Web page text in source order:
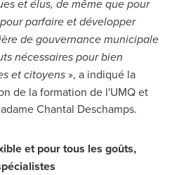
et élus, de même que pour
parfaire et développer
de gouvernance municipale
nécessaires pour bien
et citoyens», a indiqué la
de la formation de l'UMQ et
Chantal Deschamps.
et pour tous les goûts,